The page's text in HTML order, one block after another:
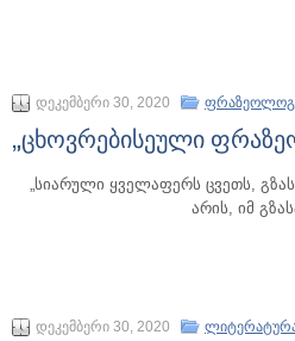
დეკემბერი 30, 2020
„ცხოვრებისეული
„სიარული ყველაფერს ცვეთს,
არის, იმ
დეკემბერი 30, 2020